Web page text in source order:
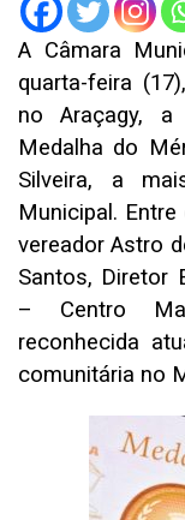
A Câmara
quarta-feira
no Araçagy,
Medalha do
Silveira, a
Municipal.
vereador Astro
Santos, Diretor
– Centro
reconhecida
comunitária no